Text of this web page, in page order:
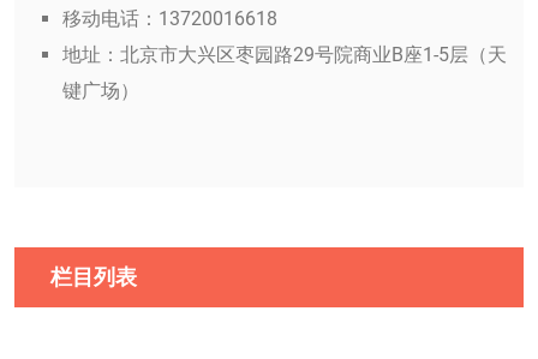
移动电话：13720016618
地址：北京市大兴区枣园路29号院商业B座1-5层（天
键广场）
栏目列表